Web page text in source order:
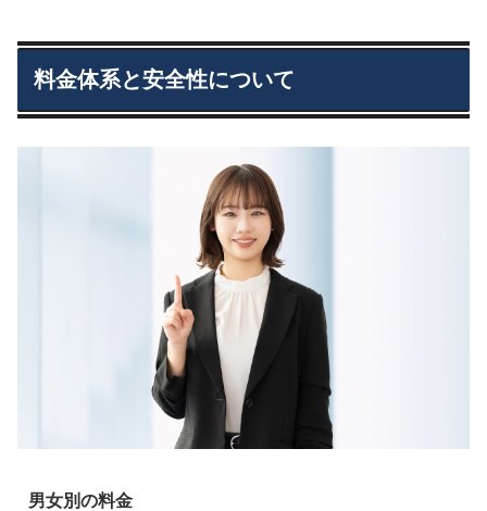
料金体系と安全性について
男女別の料金